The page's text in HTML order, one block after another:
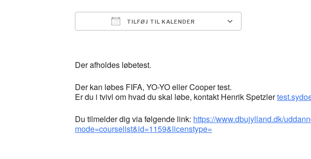
TILFØJ TIL KALENDER
Der afholdes løbetest.
Der kan løbes FIFA, YO-YO eller Cooper test.
Er du i tvivl om hvad du skal løbe, kontakt Henrik Spetzler
Du tilmelder dig via følgende link: https://www.dbujylland.dk/
mode=courselist&id=1159&licenstype=